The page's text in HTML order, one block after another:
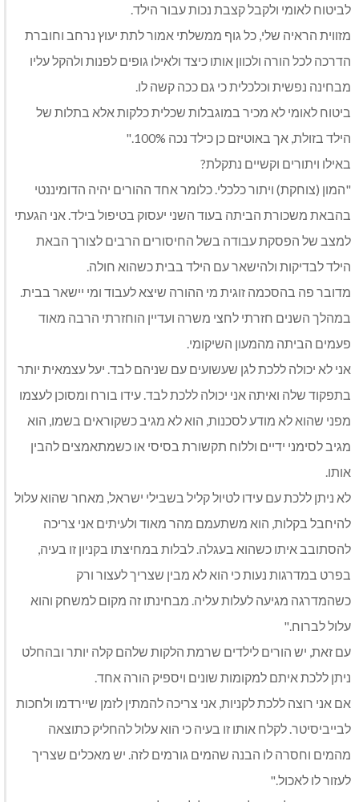
לביטוח לאומי ולקבל קצבת נכות עבור הילד.
מזווית הראיה שלי, כל גוף ממשלתי אמור לתת יעוץ נרחב וחוברת
הדרכה לכל הורה ולכוון אותו כיצד ולאילו גופים לפנות ולהקל עליו
מבחינה נפשית וכלכלית כי גם ככה קשה לו.
ביטוח לאומי לא מכיר במוגבלות שכלית כלקות אלא בתלות של
הילד בזולת, אך באוטיזם כן כילד נכה 100%."
באילו ויתורים וקשיים נתקלת?
"המון (צוחקת) ויתור כלכלי. כלומר אחד ההורים יהיה הדומיננטי
בהבאת משכורת הביתה בעוד השני יעסוק בטיפול בילד. אני הגעתי
למצב של הפסקת עבודה בשל החיסורים הרבים לצורך הבאת
הילד לבדיקות ולהישאר עם הילד בבית כשהוא חולה.
מדובר פה בהסכמה זוגית מי ההורה שיצא לעבוד ומי יישאר בבית.
במהלך השנים חזרתי לחצי משרה ועדיין הוחזרתי הרבה מאוד
פעמים הביתה מהמעון השיקומי.
אני לא יכולה ללכת לגן שעשועים עם שניהם לבד. יעל עצמאית יותר
בתפקוד שלה ואיתה אני יכולה ללכת לבד. עידו בורח ומסוכן לעצמו
מפני שהוא לא מודע לסכנות, הוא לא מגיב כשקוראים בשמו, הוא
מגיב לסימני ידיים וללוח תקשורת בסיסי או כשמתאמצים להבין
אותו.
לא ניתן ללכת עם עידו לטיול קליל בשבילי ישראל, מאחר שהוא עלול
להיחבל בקלות, הוא משתעמם מהר מאוד ולעיתים אני צריכה
להסתובב איתו כשהוא בעגלה. לבלות במחיצתו בקניון זו בעיה,
בפרט במדרגות נעות כי הוא לא מבין שצריך לעצור ורק
כשהמדרגה מגיעה לעלות עליה. מבחינתו זה מקום למשחק והוא
עלול לברוח."
עם זאת, יש הורים לילדים שרמת הלקות שלהם קלה יותר ובהחלט
ניתן ללכת איתם למקומות שונים ויספיק הורה אחד.
אם אני רוצה ללכת לקניות, אני צריכה להמתין לזמן שיירדמו ולחכות
לבייביסיטר. לקלח אותו זו בעיה כי הוא עלול להחליק כתוצאה
מהמים וחסרה לו הבנה שהמים גורמים לזה. יש מאכלים שצריך
לעזור לו לאכול."